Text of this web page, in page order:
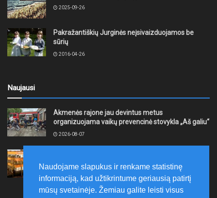
2025-09-26
Pakražantiškių Jurginės neįsivaizduojamos be
sūrių
2016-04-26
Naujausi
Akmenės rajone jau devintus metus
organizuojama vaikų prevencinė stovykla „Aš galiu“
2026-08-07
smulkiojo ir vidutinio verslo subjektų kūrimąsi
2026-08-07
Naudojame slapukus ir renkame statistinę
informaciją, kad užtikrintume geriausią patirtį
mūsų svetainėje. Žemiau galite leisti visus